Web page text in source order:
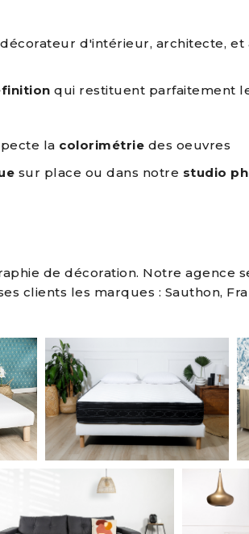
d'intérieur, architecte,
qui restituent parfaitement
la colorimétrie des oeuvres
sur place ou dans notre studio
de décoration. Notre agence
clients les marques : Sauthon,